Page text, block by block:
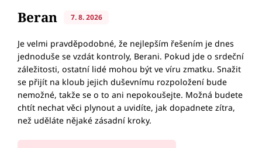
Beran 7. 8. 2026
Je velmi pravděpodobné, že nejlepším řešením je dnes
jednoduše se vzdát kontroly, Berani. Pokud jde o srdeční
záležitosti, ostatní lidé mohou být ve víru zmatku. Snažit
se přijít na kloub jejich duševnímu rozpoložení bude
nemožné, takže se o to ani nepokoušejte. Možná budete
chtít nechat věci plynout a uvidíte, jak dopadnete zítra,
než uděláte nějaké zásadní kroky.